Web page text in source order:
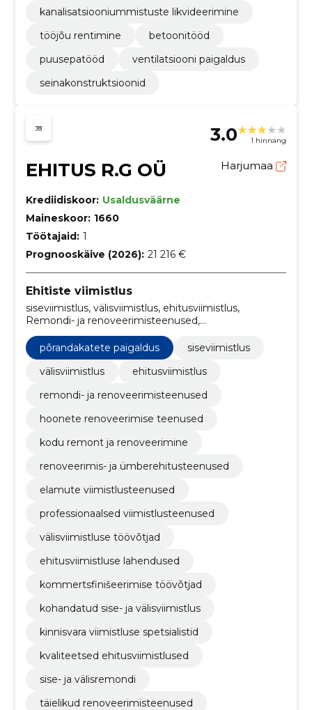
kanalisatsiooniummistuste likvideerimine
tööjõu rentimine
betoonitööd
puusepatööd
ventilatsiooni paigaldus
seinakonstruktsioonid
3.0 1 hinnang
EHITUS R.G OÜ Harjumaa
Krediidiskoor: Usaldusväärne
Maineskoor: 1660
Töötajaid: 1
Prognooskäive (2026): 21 216 €
Ehitiste viimistlus
siseviimistlus, välisviimistlus, ehitusviimistlus,
Remondi- ja renoveerimisteenused,
siseviimistlusteenused, hoonete renoveerimise
teenused, kodu remont ja renoveerimine,
renoveerimis- ja ümberehitusteenused, elamute
viimistlusteenused, professionaalsed
põrandakatete paigaldus
siseviimistlus
välisviimistlus
ehitusviimistlus
remondi- ja renoveerimisteenused
hoonete renoveerimise teenused
kodu remont ja renoveerimine
renoveerimis- ja ümberehitusteenused
elamute viimistlusteenused
professionaalsed viimistlusteenused
välisviimistluse töövõtjad
ehitusviimistluse lahendused
kommertsfinišeerimise töövõtjad
kohandatud sise- ja välisviimistlus
kinnisvara viimistluse spetsialistid
kvaliteetsed ehitusviimistlused
sise- ja välisremondi
täielikud renoveerimisteenused